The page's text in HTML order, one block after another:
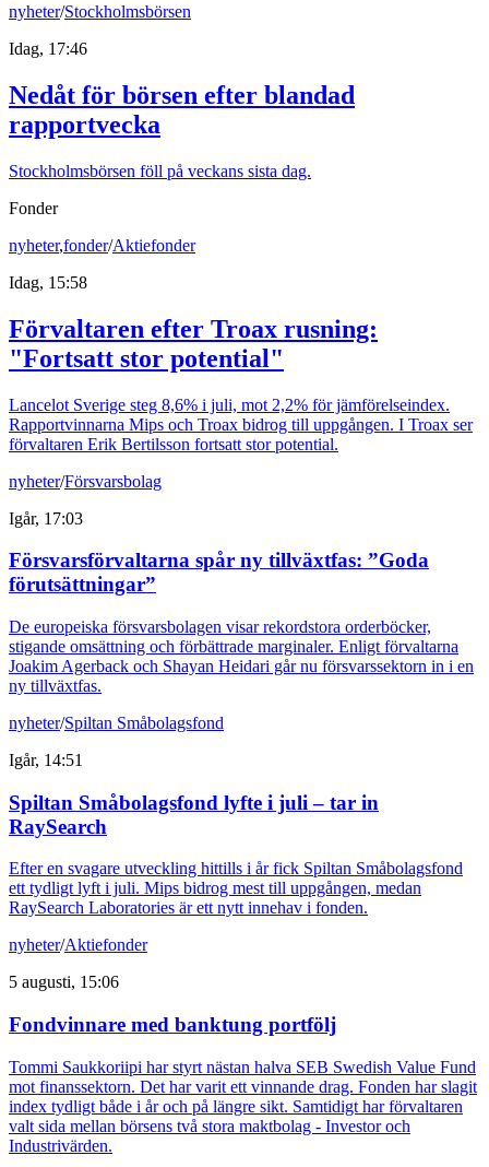
nyheter/Stockholmsbörsen
Idag, 17:46
Nedåt för börsen efter blandad
rapportvecka
Stockholmsbörsen föll på veckans sista dag.
Fonder
nyheter,fonder/Aktiefonder
Idag, 15:58
Förvaltaren efter Troax rusning:
"Fortsatt stor potential"
Lancelot Sverige steg 8,6% i juli, mot 2,2% för jämförelseindex.
Rapportvinnarna Mips och Troax bidrog till uppgången. I Troax ser
förvaltaren Erik Bertilsson fortsatt stor potential.
nyheter/Försvarsbolag
Igår, 17:03
Försvarsförvaltarna spår ny tillväxtfas: ”Goda
förutsättningar”
De europeiska försvarsbolagen visar rekordstora orderböcker,
stigande omsättning och förbättrade marginaler. Enligt förvaltarna
Joakim Agerback och Shayan Heidari går nu försvarssektorn in i en
ny tillväxtfas.
nyheter/Spiltan Småbolagsfond
Igår, 14:51
Spiltan Småbolagsfond lyfte i juli – tar in
RaySearch
Efter en svagare utveckling hittills i år fick Spiltan Småbolagsfond
ett tydligt lyft i juli. Mips bidrog mest till uppgången, medan
RaySearch Laboratories är ett nytt innehav i fonden.
nyheter/Aktiefonder
5 augusti, 15:06
Fondvinnare med banktung portfölj
Tommi Saukkoriipi har styrt nästan halva SEB Swedish Value Fund
mot finanssektorn. Det har varit ett vinnande drag. Fonden har slagit
index tydligt både i år och på längre sikt. Samtidigt har förvaltaren
valt sida mellan börsens två stora maktbolag - Investor och
Industrivärden.